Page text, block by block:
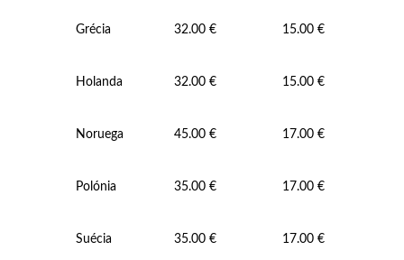
Grécia 32.00 € 15.00 €
Holanda 32.00 € 15.00 €
Noruega 45.00 € 17.00 €
Polónia 35.00 € 17.00 €
Suécia 35.00 € 17.00 €